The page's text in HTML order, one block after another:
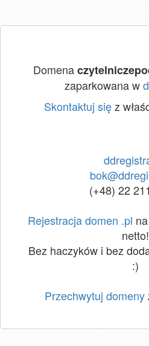
Domena
zaparkowana w
Skontaktuj sięz
(+48) 22
Rejestracja domen .pl
netto!
Bez haczyków i bez
:)
Przechwytuj domeny